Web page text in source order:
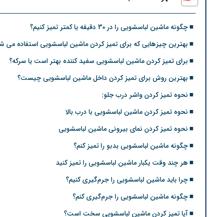
چگونه ماشین لباسشویی را در 30 دقیقه یا کمتر تمیز کنیم؟
بهترین چیزهایی که برای تمیز کردن ماشین لباسشویی استفاده می
برای تمیز کردن ماشین لباسشویی سفید کننده بهتر است یا سرکه؟
بهترین روش برای تمیز کردن داخل ماشین لباسشویی چیست؟
نحوه تمیز کردن واشر درب جلو:
نحوه تمیز کردن ماشین لباسشویی با درب بالا
نحوه تمیز کردن نمای بیرونی ماشین لباسشویی
چگونه ماشین لباسشویی بدبو را تمیز کنم؟
هر چند وقت یکبار ماشین لباسشویی را تمیز کنید
چرا باید ماشین لباسشویی را جرم‌گیری کنیم؟
چگونه ماشین لباسشویی را جرم‌گیری کنم؟
آیا تمیز کردن ماشین لباسشویی سخت است؟